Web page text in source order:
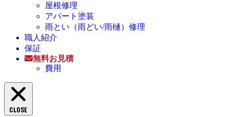
屋根修理
アパート塗装
雨とい（雨どい/雨樋）修理
職人紹介
保証
無料お見積
費用
CLOSE